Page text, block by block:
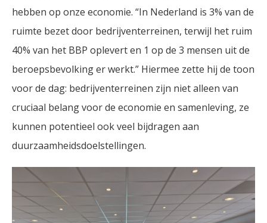
hebben op onze economie. “In Nederland is 3% van de
ruimte bezet door bedrijventerreinen, terwijl het ruim
40% van het BBP oplevert en 1 op de 3 mensen uit de
beroepsbevolking er werkt.” Hiermee zette hij de toon
voor de dag: bedrijventerreinen zijn niet alleen van
cruciaal belang voor de economie en samenleving, ze
kunnen potentieel ook veel bijdragen aan
duurzaamheidsdoelstellingen.